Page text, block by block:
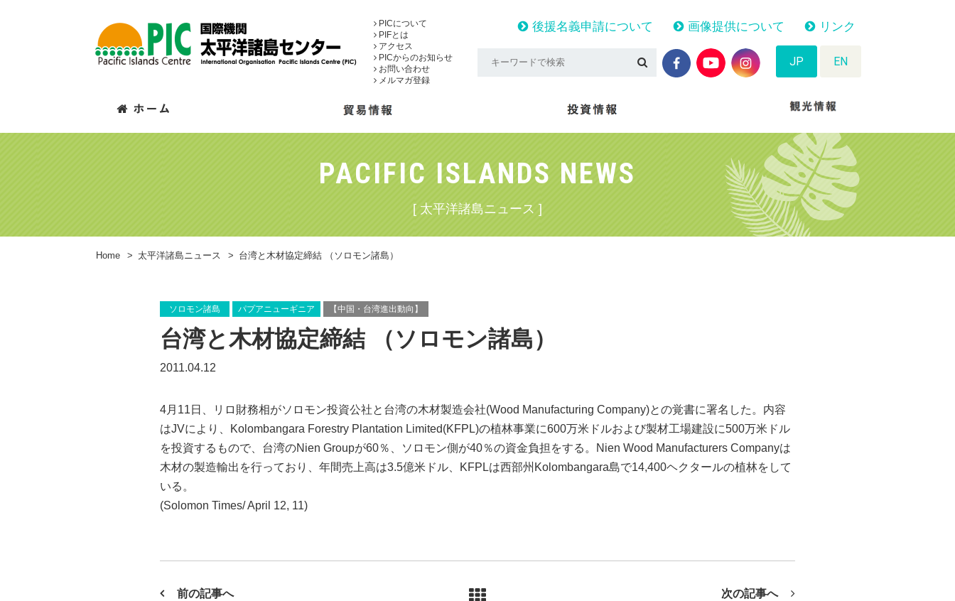
PICについて
PIFとは
アクセス
PICからのお知らせ
お問い合わせ
メルマガ登録
後援名義申請について 画像提供について リンク
JP EN
PACIFIC ISLANDS NEWS
[ 太平洋諸島ニュース ]
Home > 太平洋諸島ニュース > 台湾と木材協定締結 （ソロモン諸島）
ソロモン諸島 パプアニューギニア 【中国・台湾進出動向】
台湾と木材協定締結 （ソロモン諸島）
2011.04.12
4月11日、リロ財務相がソロモン投資公社と台湾の木材製造会社(Wood Manufacturing Company)との覚書に署名した。内容
はJVにより、Kolombangara Forestry Plantation Limited(KFPL)の植林事業に600万米ドルおよび製材工場建設に500万米ドル
を投資するもので、台湾のNien Groupが60％、ソロモン側が40％の資金負担をする。Nien Wood Manufacturers Companyは
木材の製造輸出を行っており、年間売上高は3.5億米ドル、KFPLは西部州Kolombangara島で14,400ヘクタールの植林をして
いる。
(Solomon Times/ April 12, 11)
前の記事へ 次の記事へ